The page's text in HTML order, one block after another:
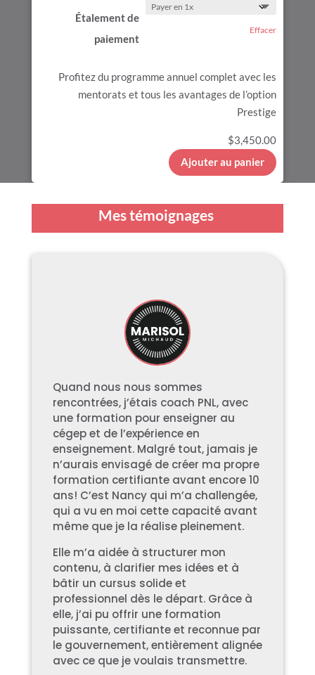
Étalement de
paiement
Effacer
Profitez du programme annuel complet avec les
mentorats et tous les avantages de l’option
Prestige
$3,450.00
Ajouter au panier
Mes témoignages
Quand nous nous sommes
rencontrées, j’étais coach PNL, avec
une formation pour enseigner au
cégep et de l’expérience en
enseignement. Malgré tout, jamais je
n’aurais envisagé de créer ma propre
formation certifiante avant encore 10
ans! C’est Nancy qui m’a challengée,
qui a vu en moi cette capacité avant
même que je la réalise pleinement.
Elle m’a aidée à structurer mon
contenu, à clarifier mes idées et à
bâtir un cursus solide et
professionnel dès le départ. Grâce à
elle, j’ai pu offrir une formation
puissante, certifiante et reconnue par
le gouvernement, entièrement alignée
avec ce que je voulais transmettre.